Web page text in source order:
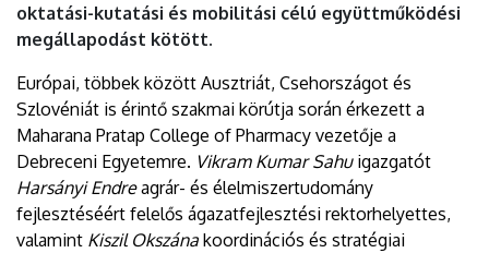
oktatási-kutatási és mobilitási célú együttműködési
megállapodást kötött.
Európai, többek között Ausztriát, Csehországot és
Szlovéniát is érintő szakmai körútja során érkezett a
Maharana Pratap College of Pharmacy vezetője a
Debreceni Egyetemre. Vikram Kumar Sahuigazgatót
Harsányi Endreagrár- és élelmiszertudomány
fejlesztéséért felelős ágazatfejlesztési rektorhelyettes,
valamint Kiszil Okszána koordinációs és stratégiai